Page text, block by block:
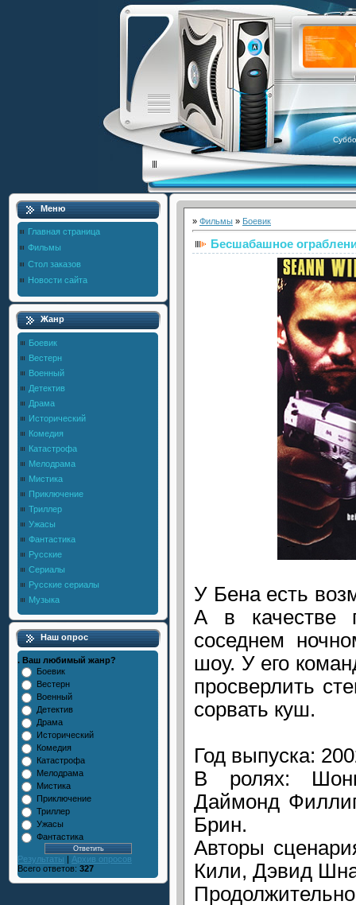
Меню
Главная страница
Фильмы
Стол заказов
Новости сайта
Жанр
Боевик
Вестерн
Военный
Детектив
Драма
Исторический
Комедия
Катастрофа
Мелодрама
Мистика
Приключение
Триллер
Ужасы
Фантастика
Русские
Сериалы
Русские сериалы
Музыка
Наш опрос
. Ваш любимый жанр?
Боевик
Вестерн
Военный
Детектив
Драма
Исторический
Комедия
Катастрофа
Мелодрама
Мистика
Приключение
Триллер
Ужасы
Фантастика
Результаты | Архив опросов
Всего ответов: 327
» Фильмы » Боевик
Бесшабашное
У Бена есть
А в качестве
соседнем
шоу. У его
просверлить
сорвать куш.
Год выпуска:
В ролях:
Даймонд
Брин.
Авторы
Кили, Дэвид